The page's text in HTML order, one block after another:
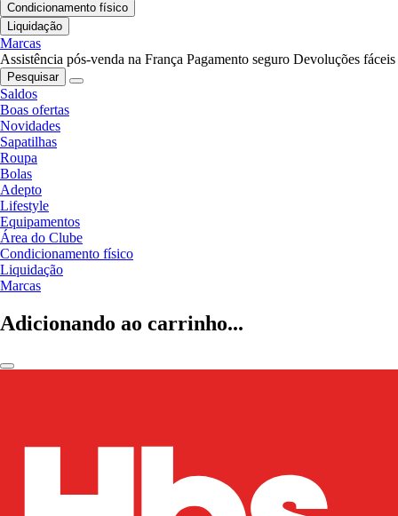
Condicionamento físico
Liquidação
Marcas
Assistência pós-venda na França Pagamento seguro Devoluções fáceis
Pesquisar
Saldos
Boas ofertas
Novidades
Sapatilhas
Roupa
Bolas
Adepto
Lifestyle
Equipamentos
Área do Clube
Condicionamento físico
Liquidação
Marcas
Adicionando ao carrinho...